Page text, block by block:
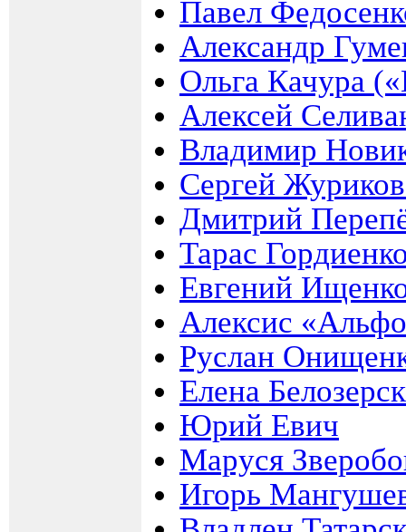
Павел
Александр
Ольга Качура
Алексей
Владимир
Сергей
Дмитрий
Тарас
Евгений
Алексис
Руслан
Елена
Юрий Евич
Маруся
Игорь